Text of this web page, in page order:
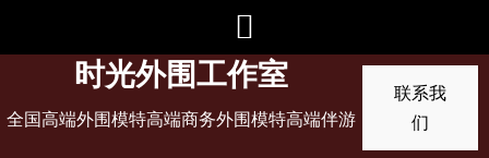
时光外围工作室
全国高端外围模特高端商务外围模特高端伴游
联系我
们